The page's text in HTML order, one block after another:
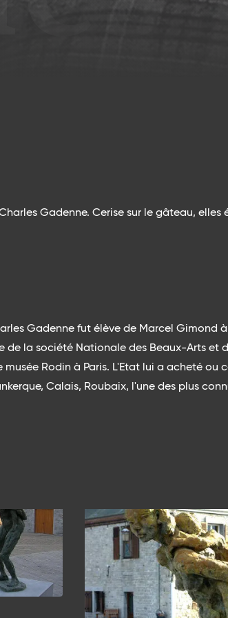
Gadenne. Cerise sur le gâteau,
Gadenne fut élève de Marcel Gimond
la société Nationale des Beaux-Arts et
Rodin à Paris. L'Etat lui a acheté ou
Calais, Roubaix, l'une des plus